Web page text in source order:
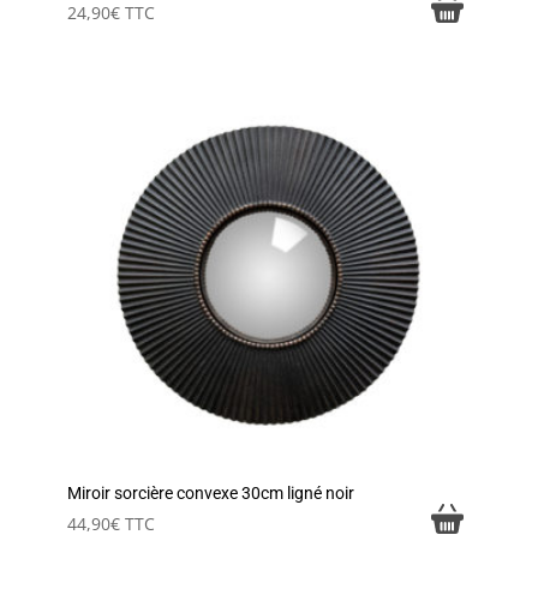
24,90€ TTC
Miroir sorcière convexe 30cm ligné noir
44,90€ TTC